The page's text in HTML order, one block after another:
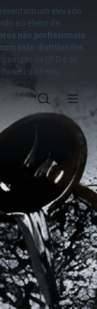
um elevado
ao efeito de
não profissionais
este distribuidor.
os CFD e se
seu dinheiro.